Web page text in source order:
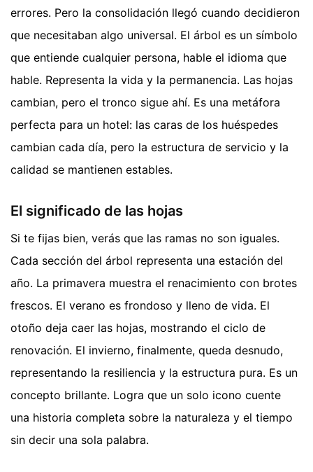
errores. Pero la consolidación llegó cuando decidieron
que necesitaban algo universal. El árbol es un símbolo
que entiende cualquier persona, hable el idioma que
hable. Representa la vida y la permanencia. Las hojas
cambian, pero el tronco sigue ahí. Es una metáfora
perfecta para un hotel: las caras de los huéspedes
cambian cada día, pero la estructura de servicio y la
calidad se mantienen estables.
El significado de las hojas
Si te fijas bien, verás que las ramas no son iguales.
Cada sección del árbol representa una estación del
año. La primavera muestra el renacimiento con brotes
frescos. El verano es frondoso y lleno de vida. El
otoño deja caer las hojas, mostrando el ciclo de
renovación. El invierno, finalmente, queda desnudo,
representando la resiliencia y la estructura pura. Es un
concepto brillante. Logra que un solo icono cuente
una historia completa sobre la naturaleza y el tiempo
sin decir una sola palabra.